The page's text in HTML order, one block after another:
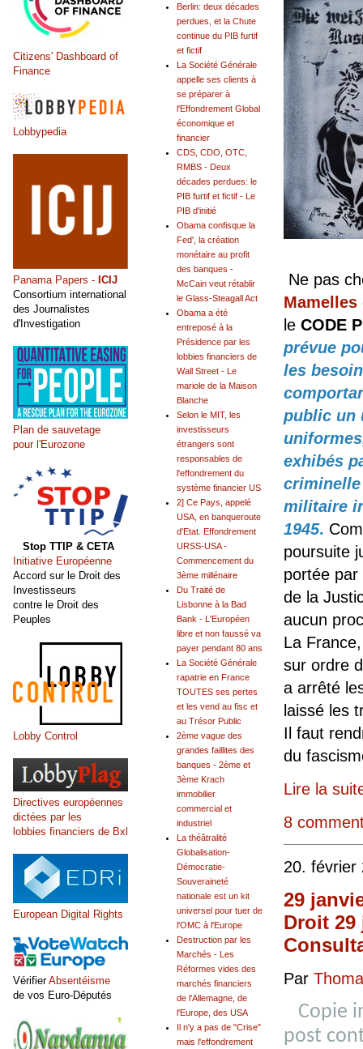
Ne pas
Mamelles
le CODE
prévue
les
public un
exhibés
militaire
1945.
poursuite
portée par
de la
aucun
La
sur ordre
a arrêté
laissé les
Il faut
du
Lire la
8
20. février
29
Droit 29
Par
Copie
post
Berlin: deux décades
perdues, et la Chute
continue du PIB furtif
et fictif
La Société Générale
appelle ses clients à
se préparer à
l'Effondrement Global
économique et
financier
CDS, CDO, OTC,
RMBS - Deux
décades perdues: le
PIB furtif et fictif - Le
PIB d'initié
Obama confisque la
Fed', la création
monétaire au profit
des banques -
McCain veut rétablir
le Glass-Steagall Act
Obama a été
entreposé à la
Présidence par les
lobbies financiers de
Wall Street - Le
mariole de la Maison
Blanche
Selon le MIT, les
investisseurs
étrangers sont
responsables de
l'effondrement du
système financier US
2] Ce Pays, appelé
USA, en banqueroute
d'Etat. Effondrement
URSS-USA -
Commencement du
3ème millénaire
Du Traité de
Lisbonne à la Bad
Bank - L'Européen
libre et non faussé va
payer pendant 80 ans
La Société Générale
rapatrie en France
TOUTES ses pertes
et les vend au fisc et
au Trésor Public
2ème vague des
grandes faillites des
banques - 2ème et
3ème Krach
immobilier
commercial et
industriel
La théâtralité
Globalisation-
Démocratie-
Souveraineté
nationale est un kit
universel pour tuer de
l'OMC à l'Europe
Destruction par les
Marchés - Les
Réformes vides des
marchés financiers
de l'Allemagne, de
l'Europe, des USA
Il n'y a pas de "Crise"
mais l'effondrement
Citizens' Dashboard of
Finance
Lobbypedia
Panama Papers - ICIJ
Consortium international
des Journalistes
d'Investigation
Plan de sauvetage
pour l'Eurozone
Stop TTIP & CETA
Initiative Européenne
Accord sur le Droit des
Investisseurs
contre le Droit des
Peuples
Lobby Control
Directives européennes
dictées par les
lobbies financiers de Bxl
European Digital Rights
VérifierAbsentéisme
de vos Euro-Députés